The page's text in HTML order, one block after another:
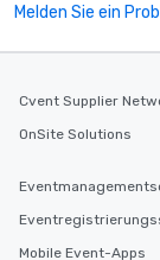
Melden Sie ein
Cvent Supplier
OnSite Solutions
Mobile Event-Apps